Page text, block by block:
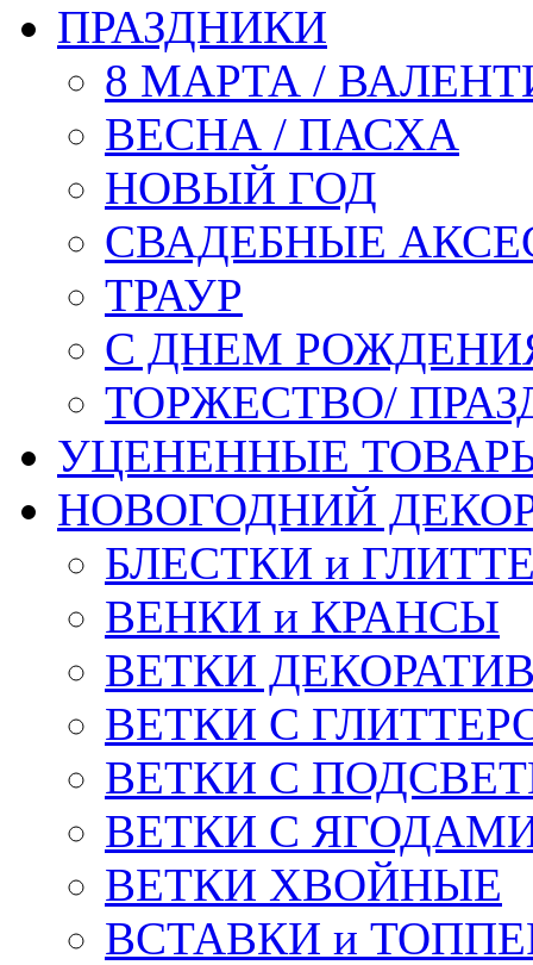
ПРАЗДНИКИ
8 МАРТА /
ВЕСНА / ПАСХА
НОВЫЙ ГОД
СВАДЕБНЫЕ
ТРАУР
С ДНЕМ
ТОРЖЕСТВО/
УЦЕНЕННЫЕ
НОВОГОДНИЙ
БЛЕСТКИ и
ВЕНКИ и КРАНСЫ
ВЕТКИ
ВЕТКИ С
ВЕТКИ С
ВЕТКИ С
ВЕТКИ ХВОЙНЫЕ
ВСТАВКИ и